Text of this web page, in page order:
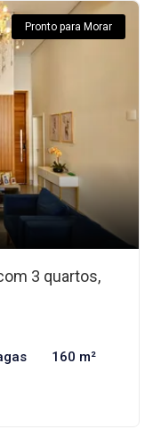
Pronto para Morar
3 quartos,
160 m²